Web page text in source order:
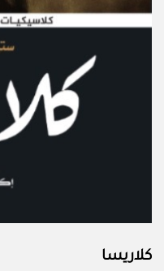
كلاريسا